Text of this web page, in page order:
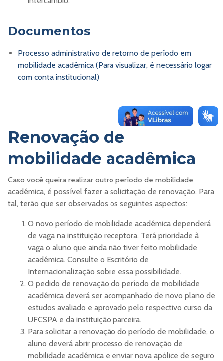
Documentos
Processo administrativo de retorno de período em
mobilidade acadêmica (Para visualizar, é necessário logar
com conta institucional)
Renovação de
mobilidade acadêmica
Caso você queira realizar outro período de mobilidade
acadêmica, é possível fazer a solicitação de renovação. Para
tal, terão que ser observados os seguintes aspectos:
O novo período de mobilidade acadêmica dependerá
de vaga na instituição receptora. Terá prioridade à
vaga o aluno que ainda não tiver feito mobilidade
acadêmica. Consulte o Escritório de
Internacionalização sobre essa possibilidade.
O pedido de renovação do período de mobilidade
acadêmica deverá ser acompanhado de novo plano de
estudos avaliado e aprovado pelo respectivo curso da
UFCSPA e da instituição parceira.
Para solicitar a renovação do período de mobilidade, o
aluno deverá abrir processo de renovação de
mobilidade acadêmica e enviar nova apólice de seguro